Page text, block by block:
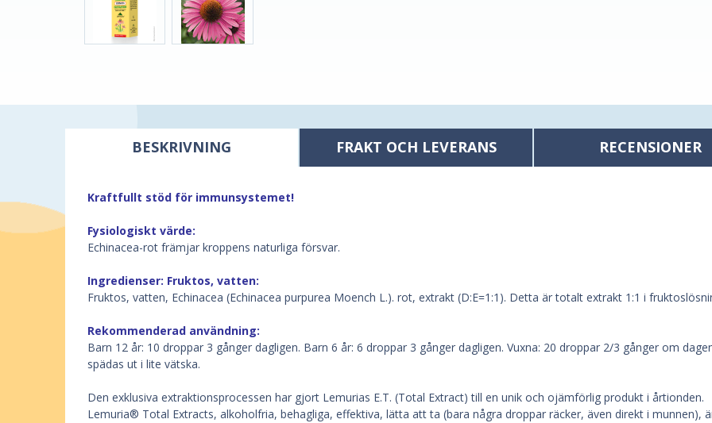
BESKRIVNING FRAKT OCH LEVERANS RECENSIONER
Kraftfullt stöd för immunsystemet!
Fysiologiskt värde:
Echinacea-rot främjar kroppens naturliga försvar.
Ingredienser: Fruktos, vatten:
Fruktos, vatten, Echinacea (Echinacea purpurea Moench L.). rot, extrakt (D:E=1:1). Detta är totalt extrakt 1:1 i
Rekommenderad användning:
Barn 12 år: 10 droppar 3 gånger dagligen. Barn 6 år: 6 droppar 3 gånger dagligen. Vuxna: 20 droppar 2/3 gånger om
spädas ut i lite vätska.
Den exklusiva extraktionsprocessen har gjort Lemurias E.T. (Total Extract) till en unik och ojämförlig produkt i årtionden.
Lemuria® Total Extracts, alkoholfria, behagliga, effektiva, lätta att ta (bara några droppar räcker, även direkt i munnen),